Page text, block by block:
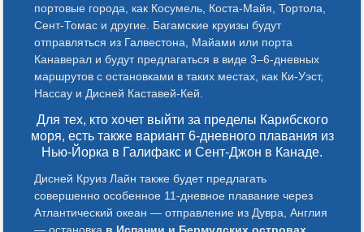
портовые города, как Косумель, Коста-Майя, Тортола,
Сент-Томас и другие. Багамские круизы будут
отправляться из Галвестона, Майами или порта
Канаверал и будут предлагаться в виде 3–6-дневных
маршрутов с остановками в таких местах, как Ки-Уэст,
Нассау и Дисней Каставей-Кей.
Для тех, кто хочет выйти за пределы Карибского
моря, есть также вариант 6-дневного плавания из
Нью-Йорка в Галифакс и Сент-Джон в Канаде.
Дисней Круиз Лайн также будет предлагать
совершенно особенное 11-дневное плавание через
Атлантический океан — отправление из Дувра, Англия
— остановка в Испании и Бермудских островах